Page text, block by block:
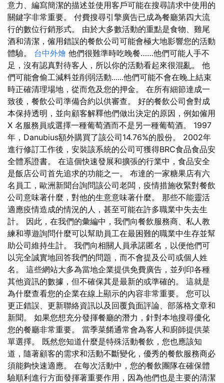
意力、編寫簡潔的描述並使用客戶可能在搜尋請求中使用的
關鍵字非常重要。 付費搜尋引擎廣告已成為餐廳第四大流
行的數位行銷形式。 由於大多數活動的重點是食物、雞尾
酒和清潔，僱用錯誤的餐飲公司可能會極大地影響您的活動
體驗。 台中外燴 他們很難準時吃晚餐……他們可能人手不
足，沒有認真對待客人，所以你的活動看起來很混亂。 他
們可能會偷工減料並削弱活動......他們可能不會在晚上結束
時正確清理場地，從而危及您的押金。 在所有細節達成一
致後，餐飲公司準備合約以供審查。 好的餐飲公司會對成
本保持透明，並向顧客解釋他們做出決定的原因，例如僱用
X 名服務員或選擇一種葡萄酒而不是另一種葡萄酒。 1997
年，Danubius額外購買了該公司14.76%的股份。 2002年
進行修訂工作後，安裝該系統的公司可獲得BRC食品食品安
全體系證書。 在這個快速發展和擴張的行業中，食品安全
是飯店公司首先追求的功能之一。 布達的一家糖果店有六
名員工，歐洲新聞台詢問該公司老闆，疫情措施收緊對餐飲
公司意味著什麼，對他的生意意味著什麼。 那些不能靈活
適應疫情造成的情況的人，甚至可能在許多職業中失去生
計。 因此，在我們的彙編中，我們向餐飲服務商、私人教
練和導遊詢問什麼可以幫助員工在最困難的職業中生存並幫
助公司維持生計。 我們向相關人員承諾匿名，以便他們可
以完全誠實地回答我們的問題，而不會提及公司或個人姓
名。 這些網站大多為當地企業提供免費廣告，並列印各種
其他資訊的數據，但不確保其是最新的或準確的。 這就是
為什麼查看您的企業在線上顯示的內容非常重要。 您可以
更正錯誤、更新聯絡資訊以及回覆負面評論、部落格文章和
新聞。 如果您想充分發揮餐廳的潛力，針對本地搜尋優化
您的餐廳非常重要。 當季菜餚通常會為客人和廚師提供菜
單選擇。 既然您知道什麼是特殊活動餐飲，您也應該知
道，隨著顧客的需求和活動不斷變化，優秀的餐飲服務商必
須能夠快速適應。 在每次活動中，您的餐飲團隊在確保體
驗順利進行方面發揮著重要作用，因為他們也是主要的清潔